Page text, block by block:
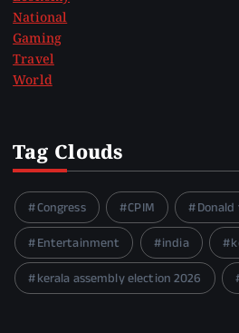
National
Gaming
Travel
World
Tag Clouds
Congress CPIM
Entertainment
india
kerala assembly election 2026